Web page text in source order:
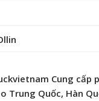
Cung cấp
Trung Quốc, Hàn